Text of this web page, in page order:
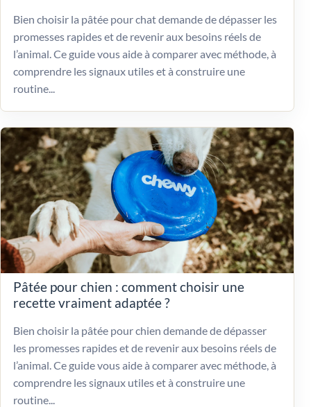
Bien choisir la pâtée pour chat demande de dépasser les
promesses rapides et de revenir aux besoins réels de
l’animal. Ce guide vous aide à comparer avec méthode, à
comprendre les signaux utiles et à construire une
routine...
Pâtée pour chien : comment choisir une
recette vraiment adaptée ?
Bien choisir la pâtée pour chien demande de dépasser
les promesses rapides et de revenir aux besoins réels de
l’animal. Ce guide vous aide à comparer avec méthode, à
comprendre les signaux utiles et à construire une
routine...